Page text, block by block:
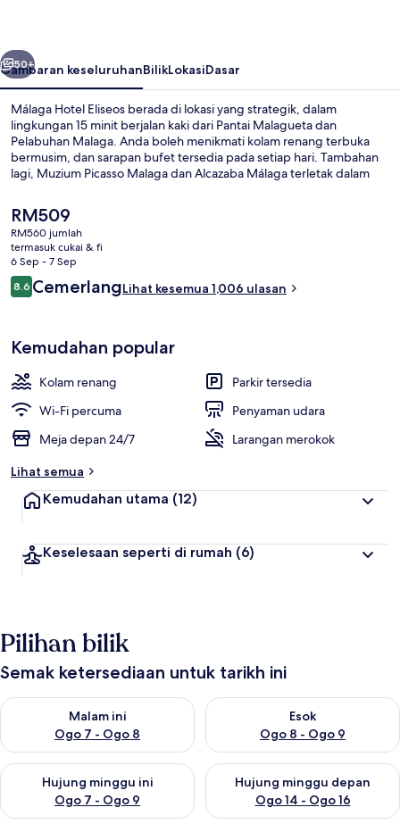
Seterusnya
50+
Gambaran keseluruhanBilikLokasiDasar
Málaga Hotel Eliseos berada di lokasi yang strategik, dalam
lingkungan 15 minit berjalan kaki dari Pantai Malagueta dan
Pelabuhan Malaga. Anda boleh menikmati kolam renang terbuka
bermusim, dan sarapan bufet tersedia pada setiap hari. Tambahan
lagi, Muzium Picasso Malaga dan Alcazaba Málaga terletak dalam
tentang kakitangan dan nilai keseluruhan. Hartanah ini terletak
berdekatan dengan pengangkutan awam: jarak Stesen La
Malagueta ialah 2 minit dan Stesen La Marina ialah 14 minit.
Harga
semasa
ialah
RM509
RM509
RM560 jumlah
termasuk cukai & fi
6 Sep - 7 Sep
Ulasan
8.68.6 daripada 10
CemerlangLihat kesemua 1,006 ulasan
Kemudahan popular
Kolam renang
Parkir tersedia
Wi-Fi percuma
Penyaman udara
Meja depan 24/7
Larangan merokok
Lihat semua
Kemudahan utama (12)
Keselesaan seperti di rumah (6)
Pilihan bilik
Semak ketersediaan untuk tarikh ini
Malam ini
Ogo 7 - Ogo 8
Semak ketersediaan untuk malam ini Ogo 7 - Ogo 8
Esok
Ogo 8 - Ogo 9
Semak ketersediaan untuk
Hujung minggu ini
Ogo 7 - Ogo 9
Semak ketersediaan untuk hujung minggu ini Ogo 7 - Ogo 9
Hujung minggu depan
Ogo 14 - Ogo 16
Semak ketersediaan untuk